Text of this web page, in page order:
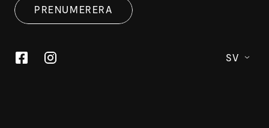
PRENUMERERA
SV
COOKIES
webbplats samtycker du till alla cookies i enlighet med
vår cookiepolicy.